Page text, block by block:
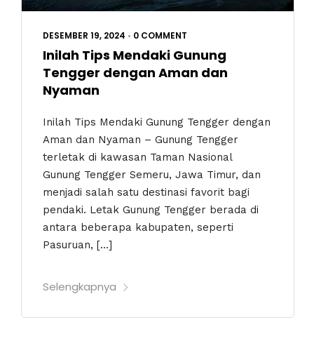
DESEMBER 19, 2024 • 0 COMMENT
Inilah Tips Mendaki Gunung
Tengger dengan Aman dan
Nyaman
Inilah Tips Mendaki Gunung Tengger dengan
Aman dan Nyaman – Gunung Tengger
terletak di kawasan Taman Nasional
Gunung Tengger Semeru, Jawa Timur, dan
menjadi salah satu destinasi favorit bagi
pendaki. Letak Gunung Tengger berada di
antara beberapa kabupaten, seperti
Pasuruan, […]
Selengkapnya